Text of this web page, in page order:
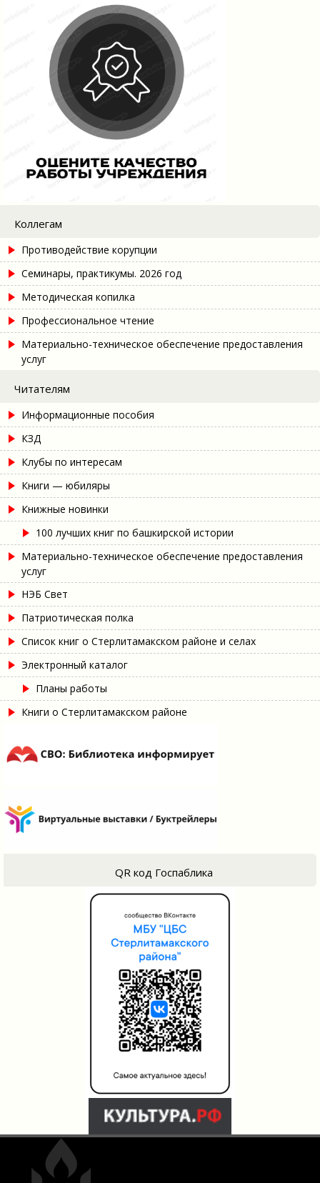
Коллегам
Противодействие корупции
Семинары, практикумы. 2026 год
Методическая копилка
Профессиональное чтение
Материально-техническое обеспечение предоставления
услуг
Читателям
Информационные пособия
КЗД
Клубы по интересам
Книги — юбиляры
Книжные новинки
100 лучших книг по башкирской истории
Материально-техническое обеспечение предоставления
услуг
НЭБ Свет
Патриотическая полка
Список книг о Стерлитамакском районе и селах
Электронный каталог
Планы работы
Книги о Стерлитамакском районе
QR код Госпаблика